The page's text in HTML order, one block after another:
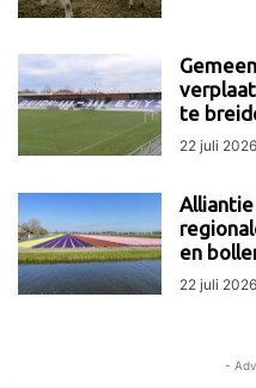
te
22 juli 2026
en
22 juli 2026
-